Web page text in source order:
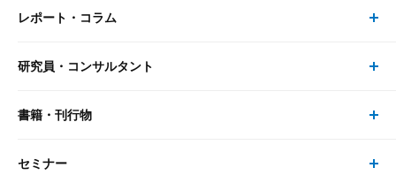
事業・ソリューション トップ
リサーチ
レポート・コラム
レポート・コラム トップ
最新のレポート・コラム
研究員・コンサルタント
研究員・コンサルタント トップ
研究員
書籍・刊行物
書籍・刊行物 トップ
セミナー